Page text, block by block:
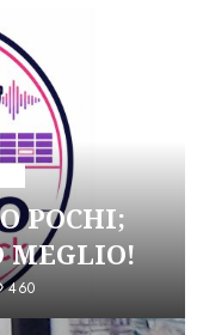
POCHI;
MEGLIO!
460